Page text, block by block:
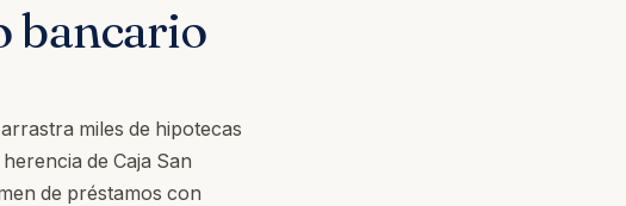
bancario
miles de hipotecas
de Caja San
de préstamos con